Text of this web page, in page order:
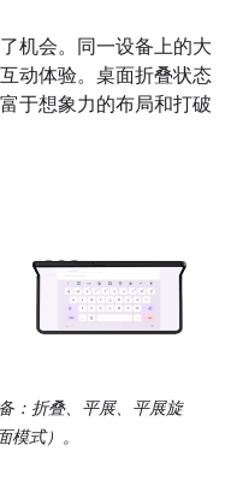
机会。同一设备上的大
动体验。桌面折叠状态
于想象力的布局和打破
：折叠、平展、平展旋
式）。